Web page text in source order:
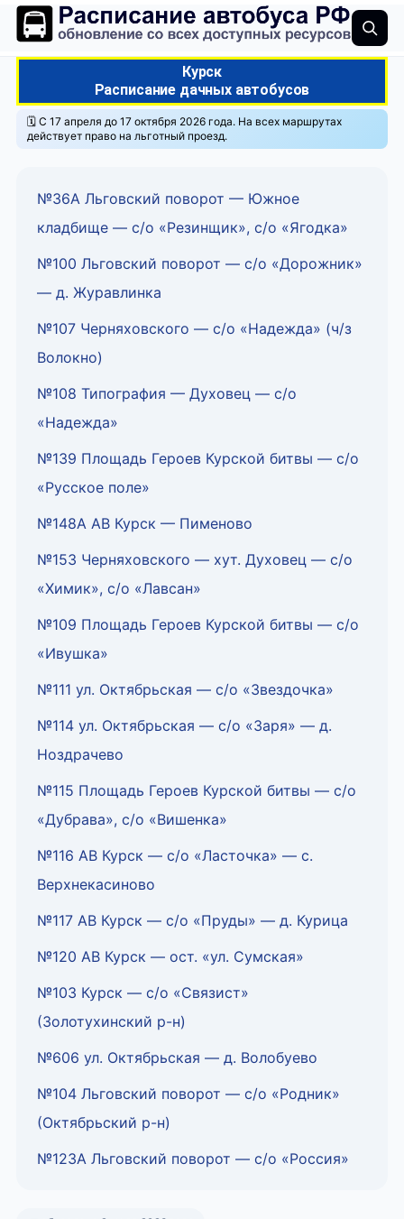
Курск
Расписание дачных автобусов
🗓️ С 17 апреля до 17 октября 2026 года. На всех маршрутах
действует право на льготный проезд.
№36А Льговский поворот — Южное
кладбище — с/о «Резинщик», с/о «Ягодка»
№100 Льговский поворот — с/о «Дорожник»
— д. Журавлинка
№107 Черняховского — с/о «Надежда» (ч/з
Волокно)
№108 Типография — Духовец — с/о
«Надежда»
№139 Площадь Героев Курской битвы — с/о
«Русское поле»
№148А АВ Курск — Пименово
№153 Черняховского — хут. Духовец — с/о
«Химик», с/о «Лавсан»
№109 Площадь Героев Курской битвы — с/о
«Ивушка»
№111 ул. Октябрьская — с/о «Звездочка»
№114 ул. Октябрьская — с/о «Заря» — д.
Ноздрачево
№115 Площадь Героев Курской битвы — с/о
«Дубрава», с/о «Вишенка»
№116 АВ Курск — с/о «Ласточка» — с.
Верхнекасиново
№117 АВ Курск — с/о «Пруды» — д. Курица
№120 АВ Курск — ост. «ул. Сумская»
№103 Курск — с/о «Связист»
(Золотухинский р-н)
№606 ул. Октябрьская — д. Волобуево
№104 Льговский поворот — с/о «Родник»
(Октябрьский р-н)
№123А Льговский поворот — с/о «Россия»